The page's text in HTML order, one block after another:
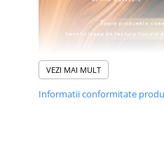
VEZI MAI MULT
Informatii conformitate